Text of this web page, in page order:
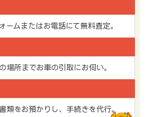
ームまたはお電話にて無料査定。
場所までお車の引取にお伺い。
類をお預かりし、手続きを代行。